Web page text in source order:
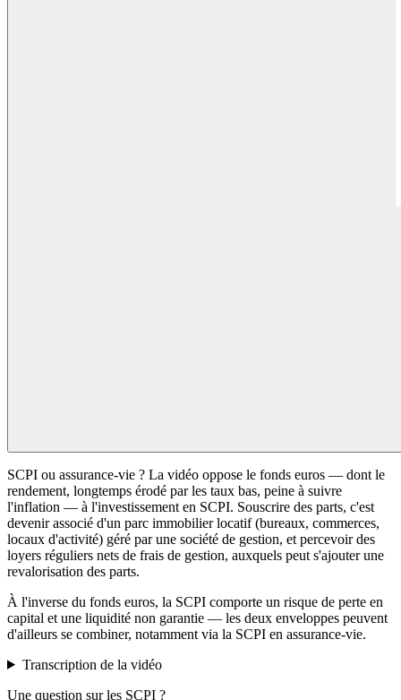
SCPI ou assurance-vie ? La vidéo oppose le fonds euros — dont le
rendement, longtemps érodé par les taux bas, peine à suivre
l'inflation — à l'investissement en SCPI. Souscrire des parts, c'est
devenir associé d'un parc immobilier locatif (bureaux, commerces,
locaux d'activité) géré par une société de gestion, et percevoir des
loyers réguliers nets de frais de gestion, auxquels peut s'ajouter une
revalorisation des parts.
À l'inverse du fonds euros, la SCPI comporte un risque de perte en
capital et une liquidité non garantie — les deux enveloppes peuvent
d'ailleurs se combiner, notamment via la SCPI en assurance-vie.
Transcription de la vidéo
Une question sur les SCPI ?